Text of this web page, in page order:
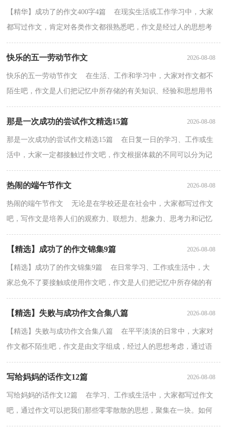
【精华】成功了的作文400字4篇 在现实生活或工作学习中，大家
都写过作文，肯定对各类作文都很熟悉吧，作文是经过人的思想考
虑和语言组织，通过文字来表达一个主题意义的记叙方法...
快乐的五一劳动节作文 2026-08-08
快乐的五一劳动节作文 在生活、工作和学习中，大家对作文都不
陌生吧，作文是人们把记忆中所存储的有关知识、经验和思想用书
面形式表达出来的记叙方式。写起作文来就毫无头绪...
那是一次成功的尝试作文精选15篇 2026-08-08
那是一次成功的尝试作文精选15篇 在日复一日的学习、工作或生
活中，大家一定都接触过作文吧，作文根据体裁的不同可以分为记
叙文、说明文、应用文、议论文。你知道作文怎样才...
热闹的端午节作文 2026-08-08
热闹的端午节作文 无论是在学校还是在社会中，大家都写过作文
吧，写作文是培养人们的观察力、联想力、想象力、思考力和记忆
力的重要手段。那么，怎么去写作文呢？下面是小编帮大...
【精选】成功了的作文锦集9篇 2026-08-08
【精选】成功了的作文锦集9篇 在日常学习、工作或生活中，大
家总免不了要接触或使用作文吧，作文是人们把记忆中所存储的有
关知识、经验和思想用书面形式表达出来的记叙方式...
【精选】失败与成功作文合集八篇 2026-08-08
【精选】失败与成功作文合集八篇 在平平淡淡的日常中，大家对
作文都不陌生吧，作文是由文字组成，经过人的思想考虑，通过语
言组织来表达一个主题意义的文体。那要怎么写好作文呢...
写给妈妈的话作文12篇 2026-08-08
写给妈妈的话作文12篇 在学习、工作或生活中，大家都写过作文
吧，通过作文可以把我们那些零零散散的思想，聚集在一块。如何
写一篇有思想、有文采的作文呢？以下是小编为大家收集...